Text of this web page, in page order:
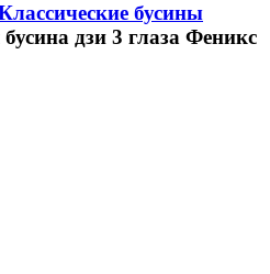
бусины
дзи 3 глаза Феникс